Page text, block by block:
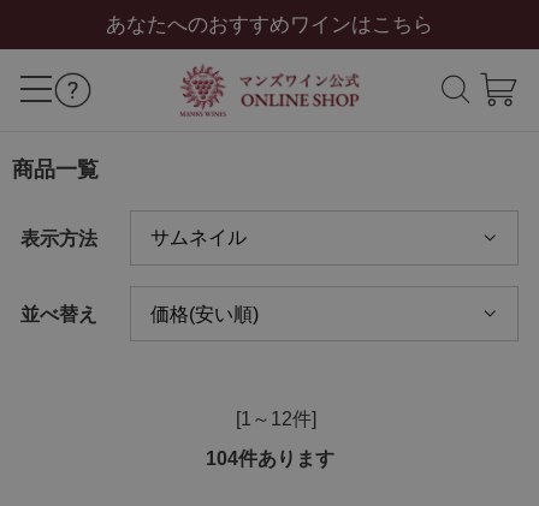
あなたへのおすすめワインはこちら
商品一覧
表示方法
並べ替え
[1～12件]
104件あります